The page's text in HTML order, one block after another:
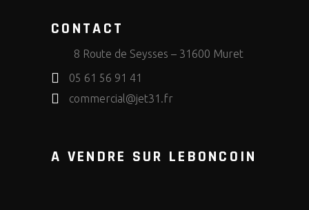
CONTACT
8 Route de Seysses – 31600 Muret
05 61 56 91 41
commercial@jet31.fr
A VENDRE SUR LEBONCOIN